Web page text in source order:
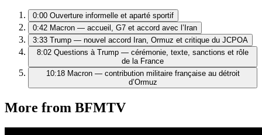
0:00 Ouverture informelle et aparté sportif
0:42 Macron — accueil, G7 et accord avec l’Iran
3:33 Trump — nouvel accord Iran, Ormuz et critique du JCPOA
8:02 Questions à Trump — cérémonie, texte, sanctions et rôle
de la France
10:18 Macron — contribution militaire française au détroit
d’Ormuz
More from BFMTV